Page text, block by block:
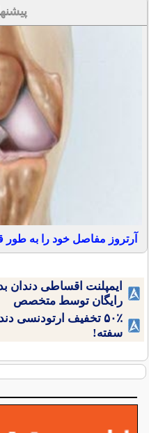
آرتروز مفاصل خود را به
ایمپلنت اقساطی دندان
رایگان توسط متخصص
۵۰٪ تخفیف ارتودنسی
سفته!